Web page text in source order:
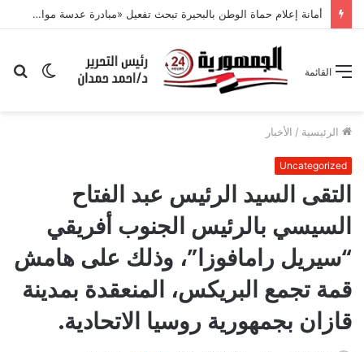
الوضع
القائمة
الرئيسية / الأخبار
Uncategorized
التقى السيد الرئيس عبد الفتاح
السيسي بالرئيس الجنوب أفريقي
“سيريل رامافوزا”، وذلك على هامش
قمة تجمع البريكس، المنعقدة بمدينة
قازان بجمهورية روسيا الاتحادية.